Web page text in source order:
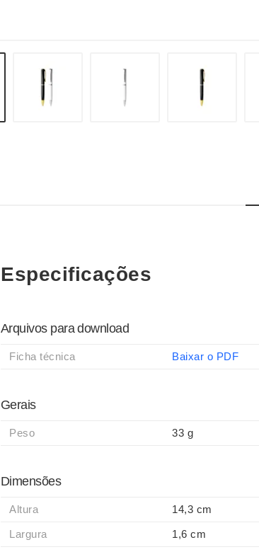
Especificações
Arquivos para download
Ficha técnica Baixar o PDF
Gerais
Peso 33 g
Dimensões
Altura 14,3 cm
Largura 1,6 cm